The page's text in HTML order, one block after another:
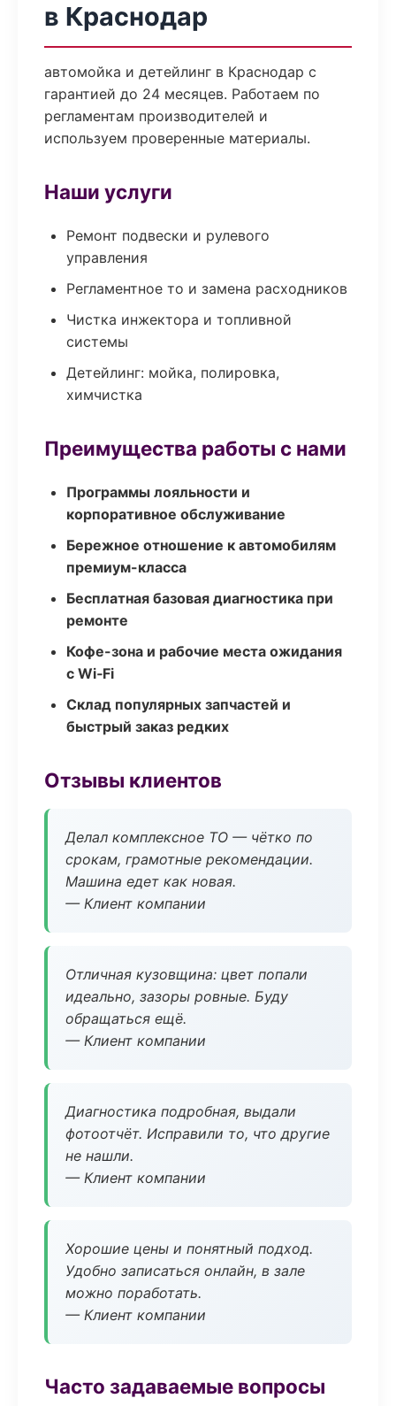
в Краснодар
автомойка и детейлинг в Краснодар с
гарантией до 24 месяцев. Работаем по
регламентам производителей и
используем проверенные материалы.
Наши услуги
Ремонт подвески и рулевого
управления
Регламентное то и замена расходников
Чистка инжектора и топливной
системы
Детейлинг: мойка, полировка,
химчистка
Преимущества работы с нами
Программы лояльности и
корпоративное обслуживание
Бережное отношение к автомобилям
премиум-класса
Бесплатная базовая диагностика при
ремонте
Кофе-зона и рабочие места ожидания
с Wi‑Fi
Склад популярных запчастей и
быстрый заказ редких
Отзывы клиентов
Делал комплексное ТО — чётко по
срокам, грамотные рекомендации.
Машина едет как новая.
— Клиент компании
Отличная кузовщина: цвет попали
идеально, зазоры ровные. Буду
обращаться ещё.
— Клиент компании
Диагностика подробная, выдали
фотоотчёт. Исправили то, что другие
не нашли.
— Клиент компании
Хорошие цены и понятный подход.
Удобно записаться онлайн, в зале
можно поработать.
— Клиент компании
Часто задаваемые вопросы